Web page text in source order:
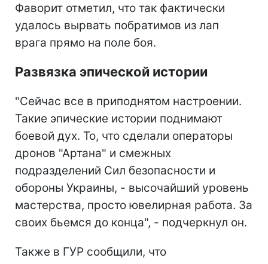
Фаворит отметил, что так фактически
удалось вырвать побратимов из лап
врага прямо на поле боя.
Развязка эпической истории
"Сейчас все в приподнятом настроении.
Такие эпические истории поднимают
боевой дух. То, что сделали операторы
дронов "Артана" и смежных
подразделений Сил безопасности и
обороны Украины, - высочайший уровень
мастерства, просто ювелирная работа. За
своих бьемся до конца", - подчеркнул он.
Также в ГУР сообщили, что